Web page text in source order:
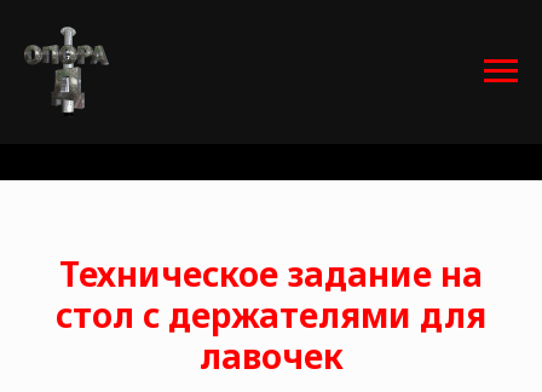
Техническое задание на
стол с держателями для
лавочек